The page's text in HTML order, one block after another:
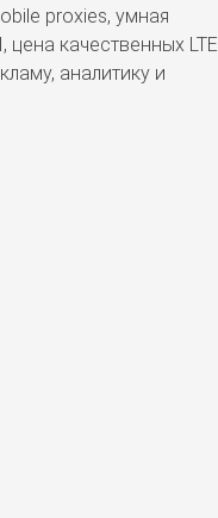
proxies, умная
цена качественных LTE
аналитику и